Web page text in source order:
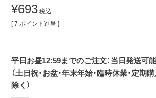
¥693 税込
[ 7 ポイント進呈 ]
平日お昼12:59までのご注文：当日発送可
（土日祝・お盆・年末年始・臨時休業・定期
除く）